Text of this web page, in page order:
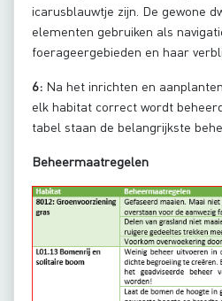
icarusblauwtje zijn. De gewone
elementen gebruiken als
foerageergebieden en haar
6: Na het inrichten en
elk habitat correct wordt
tabel staan de belangrijkste
Beheermaatregelen